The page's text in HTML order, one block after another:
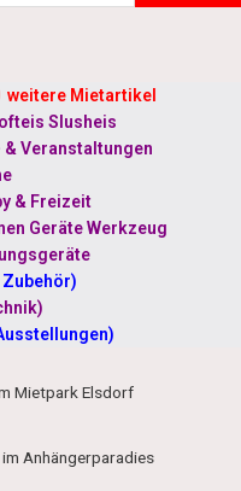
weitere Mietartikel
Slusheis
& Veranstaltungen
& Freizeit
Geräte Werkzeug
Mietpark Elsdorf
Anhängerparadies